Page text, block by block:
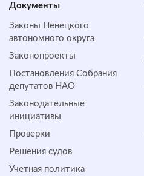
Документы
Законы Ненецкого
автономного округа
Законопроекты
Постановления Собрания
депутатов НАО
Законодательные
инициативы
Проверки
Решения судов
Учетная политика